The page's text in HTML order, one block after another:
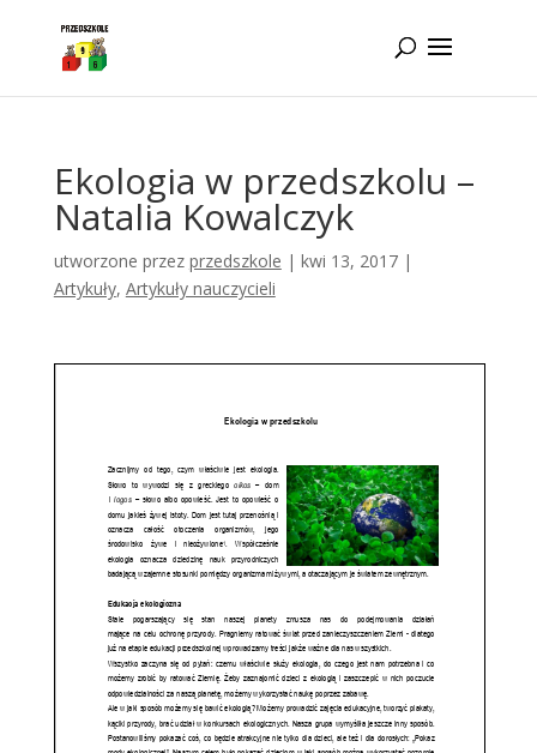
Ekologia w przedszkolu –
Natalia Kowalczyk
utworzone przez przedszkole | kwi 13, 2017|
Artykuły, Artykuły nauczycieli